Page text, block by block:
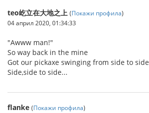
teo屹立在大地之上 (Покажи профила)
04 април 2020, 01:34:33
"Awww man!"
So way back in the mine
Got our pickaxe swinging from side to side
Side,side to side...
flanke (Покажи профила)